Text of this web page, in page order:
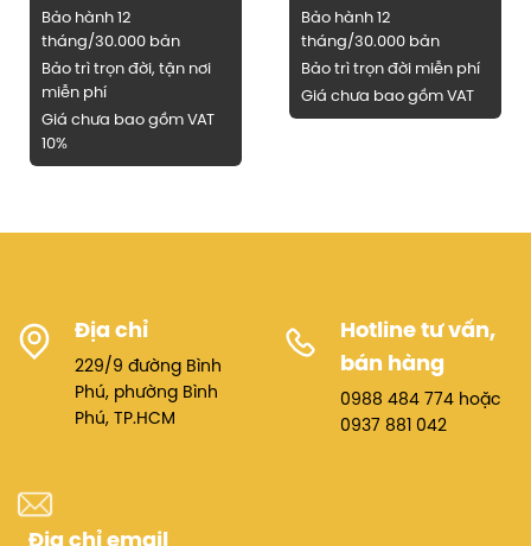
Công nghệ in tiết kiệm mực, tiết kiệm điện năng.
Chế độ nghỉ thông minh giúp giảm lượng điện tiêu thụ khi
không sử dụng.
Tăng năng suất làm việc
Bảo hành 12
tháng/30.000 bản
Bảo trì trọn đời, tận nơi
miễn phí
Giá chưa bao gồm VAT
10%
Bảo hành 12
tháng/30.000 bản
Bảo trì trọn đời miễn phí
Giá chưa bao gồm VAT
Địa chỉ
229/9 đường Bình
Phú, phường Bình
Phú, TP.HCM
Hotline tư vấn,
bán hàng
0988 484 774 hoặc
0937 881 042
Địa chỉ email